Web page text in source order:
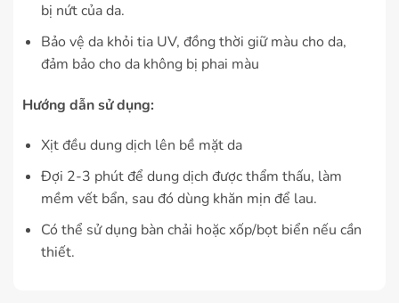
bị nứt của da.
Bảo vệ da khỏi tia UV, đồng thời giữ màu cho da,
đảm bảo cho da không bị phai màu
Hướng dẫn sử dụng:
Xịt đều dung dịch lên bề mặt da
Đợi 2-3 phút để dung dịch được thẩm thấu, làm
mềm vết bẩn, sau đó dùng khăn mịn để lau.
Có thể sử dụng bàn chải hoặc xốp/bọt biển nếu cần
thiết.